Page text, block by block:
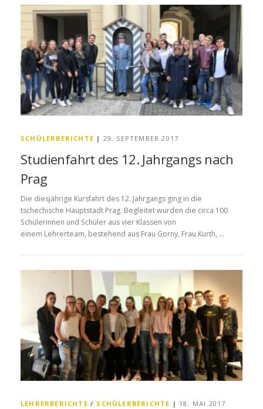
SCHÜLERBERICHTE | 29. SEPTEMBER 2017
Studienfahrt des 12. Jahrgangs nach
Prag
Die diesjährige Kursfahrt des 12. Jahrgangs ging in die
tschechische Hauptstadt Prag. Begleitet wurden die circa 100
Schülerinnen und Schüler aus vier Klassen von
einem Lehrerteam, bestehend aus Frau Gorny, Frau Kurth, …
LEHRERBERICHTE / SCHÜLERBERICHTE | 18. MAI 2017